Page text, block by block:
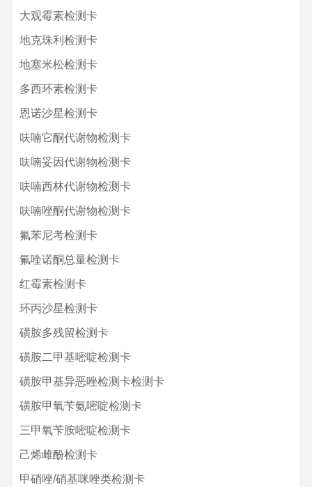
大观霉素检测卡
地克珠利检测卡
地塞米松检测卡
多西环素检测卡
恩诺沙星检测卡
呋喃它酮代谢物检测卡
呋喃妥因代谢物检测卡
呋喃西林代谢物检测卡
呋喃唑酮代谢物检测卡
氟苯尼考检测卡
氟喹诺酮总量检测卡
红霉素检测卡
环丙沙星检测卡
磺胺多残留检测卡
磺胺二甲基嘧啶检测卡
磺胺甲基异恶唑检测卡检测卡
磺胺甲氧苄氨嘧啶检测卡
三甲氧苄胺嘧啶检测卡
己烯雌酚检测卡
甲硝唑/硝基咪唑类检测卡